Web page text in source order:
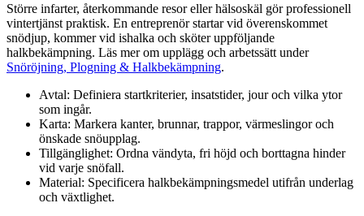
Större infarter, återkommande resor eller hälsoskäl gör professionell
vintertjänst praktisk. En entreprenör startar vid överenskommet
snödjup, kommer vid ishalka och sköter uppföljande
halkbekämpning. Läs mer om upplägg och arbetssätt under
Snöröjning, Plogning & Halkbekämpning.
Avtal: Definiera startkriterier, insatstider, jour och vilka ytor
som ingår.
Karta: Markera kanter, brunnar, trappor, värmeslingor och
önskade snöupplag.
Tillgänglighet: Ordna vändyta, fri höjd och borttagna hinder
vid varje snöfall.
Material: Specificera halkbekämpningsmedel utifrån underlag
och växtlighet.